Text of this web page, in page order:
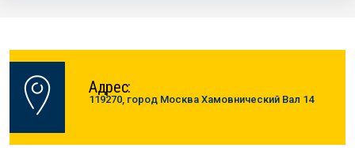
Адрес:
119270, город Москва Хамовнический Вал 14